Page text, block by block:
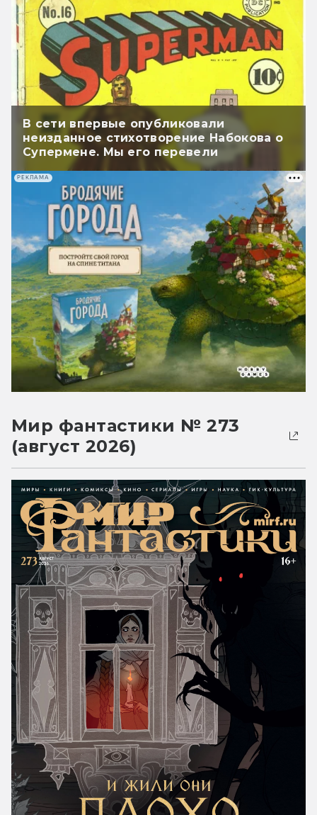
В сети впервые опубликовали
неизданное стихотворение Набокова о
Супермене. Мы его перевели
РЕКЛАМА
Мир фантастики № 273
(август 2026)